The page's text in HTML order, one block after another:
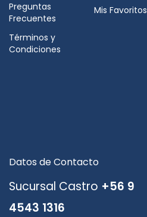
Preguntas
Frecuentes
Términos y
Condiciones
Mis Favoritos
Datos de Contacto
Sucursal Castro +56 9
4543 1316